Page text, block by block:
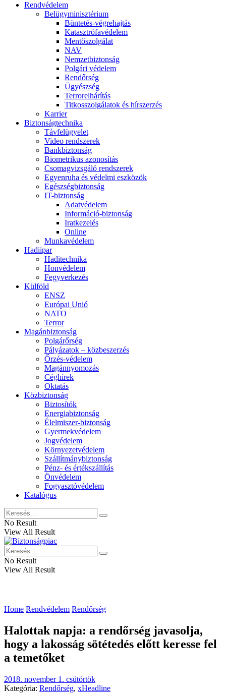
Rendvédelem
Belügyminisztérium
Büntetés-végrehajtás
Katasztrófavédelem
Mentőszolgálat
NAV
Nemzetbiztonság
Polgári védelem
Rendőrség
Ügyészség
Terrorelhárítás
Titkosszolgálatok és hírszerzés
Karrier
Biztonságtechnika
Távfelügyelet
Video rendszerek
Bankbiztonság
Biometrikus azonosítás
Csomagvizsgáló rendszerek
Egyenruha és védelmi eszközök
Egészségbiztonság
IT-biztonság
Adatvédelem
Információ-biztonság
Iratkezelés
Online
Munkavédelem
Hadiipar
Haditechnika
Honvédelem
Fegyverkezés
Külföld
ENSZ
Európai Unió
NATO
Terror
Magánbiztonság
Polgárőrség
Pályázatok – közbeszerzés
Őrzés-védelem
Magánnyomozás
Céghírek
Oktatás
Közbiztonság
Biztosítók
Energiabiztonság
Élelmiszer-biztonság
Gyermekvédelem
Jogvédelem
Környezetvédelem
Szállítmánybiztonság
Pénz- és értékszállítás
Önvédelem
Fogyasztóvédelem
Katalógus
No Result
View All Result
No Result
View All Result
Home Rendvédelem Rendőrség
Halottak napja: a rendőrség javasolja,
hogy a lakosság sötétedés előtt keresse fel
a temetőket
2018. november 1. csütörtök
Kategória: Rendőrség, xHeadline